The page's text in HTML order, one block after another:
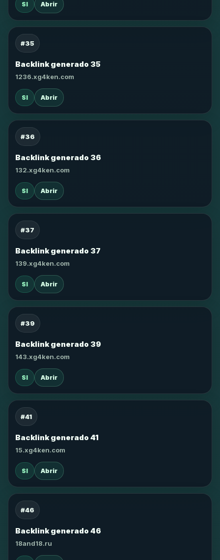
SI Abrir
#35
Backlink generado 35
1236.xg4ken.com
SI Abrir
#36
Backlink generado 36
132.xg4ken.com
SI Abrir
#37
Backlink generado 37
139.xg4ken.com
SI Abrir
#39
Backlink generado 39
143.xg4ken.com
SI Abrir
#41
Backlink generado 41
15.xg4ken.com
SI Abrir
#46
Backlink generado 46
18and18.ru